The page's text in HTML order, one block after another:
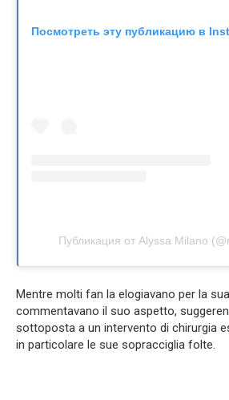
Посмотреть эту публикацию в
Публикация от Alyssa Milano
Mentre molti fan la elogiavano per la
commentavano il suo aspetto,
sottoposta a un intervento di chirurgia
in particolare le sue sopracciglia folte.